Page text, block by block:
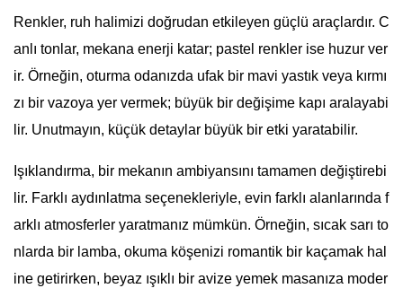
Renkler, ruh halimizi doğrudan etkileyen güçlü araçlardır. C
anlı tonlar, mekana enerji katar; pastel renkler ise huzur ver
ir. Örneğin, oturma odanızda ufak bir mavi yastık veya kırmı
zı bir vazoya yer vermek; büyük bir değişime kapı aralayabi
lir. Unutmayın, küçük detaylar büyük bir etki yaratabilir.
Işıklandırma, bir mekanın ambiyansını tamamen değiştirebi
lir. Farklı aydınlatma seçenekleriyle, evin farklı alanlarında f
arklı atmosferler yaratmanız mümkün. Örneğin, sıcak sarı to
nlarda bir lamba, okuma köşenizi romantik bir kaçamak hal
ine getirirken, beyaz ışıklı bir avize yemek masanıza moder